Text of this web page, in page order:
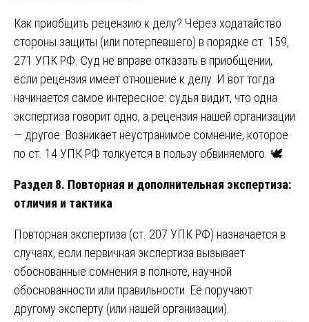
Как приобщить рецензию к делу? Через ходатайство
стороны защиты (или потерпевшего) в порядке ст. 159,
271 УПК РФ. Суд не вправе отказать в приобщении,
если рецензия имеет отношение к делу. И вот тогда
начинается самое интересное: судья видит, что одна
экспертиза говорит одно, а рецензия нашей организации
— другое. Возникает неустранимое сомнение, которое
по ст. 14 УПК РФ толкуется в пользу обвиняемого. 🕊️
Раздел 8. Повторная и дополнительная экспертиза:
отличия и тактика
Повторная экспертиза (ст. 207 УПК РФ) назначается в
случаях, если первичная экспертиза вызывает
обоснованные сомнения в полноте, научной
обоснованности или правильности. Её поручают
другому эксперту (или нашей организации).